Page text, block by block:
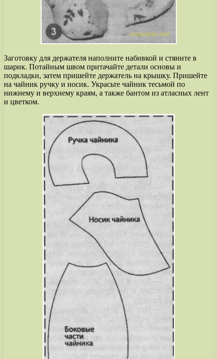
Заготовку для держателя наполните набивкой и стяните в
шарик. Потайным швом притачайте детали основы и
подкладки, затем пришейте держатель на крышку. Пришейте
на чайник ручку и носик. Украсьте чайник тесьмой по
нижнему и верхнему краям, а также бантом из атласных лент
и цветком.